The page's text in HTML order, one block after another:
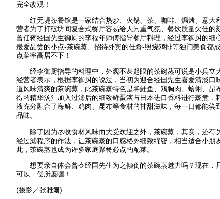
完全改观！
红无堤茶餐馆是一家结合热炒、火锅、茶、咖啡、焗烤、意大
营者为了打破坊间复合式餐厅容易给人只重气氛、餐饮质量欠佳的
曾任蒋经国先生御厨的李福年师傅指导餐厅料理，经过李御厨的细
最爱品尝的小点-茶碗蒸、招待外宾的佳肴-照烧鸡排等独门美食都
点菜率高居不下！
经李御厨指导的料理中，外观不甚起眼的茶碗蒸可说是小兵立
经营者表示，根据李御厨的说法，当初为迎合经国先生喜爱清淡口
道风味清爽的茶碗蒸，此茶碗蒸特色是将鲑鱼、鸡胸肉、蛤蜊、昆
得的精华汤汁加入过滤后的细致鲜蛋液与日本进口香料进行蒸煮，
液充分融合了海鲜、鸡肉、昆布等食材的甘甜滋味，每一口都能尝
品味。
除了因为尽收食材风味而大受欢迎之外，茶碗蒸，其实，还有
经过滤程序的作法，让茶碗蒸的口感格外细致绵密，相当适合小朋
此，茶碗蒸也成为许多家庭聚餐必点的配菜。
想要亲自体会曾令经国先生为之倾倒的茶碗蒸魅力吗？现在，
可以一偿所愿喔！
(摄影／张雅姗)